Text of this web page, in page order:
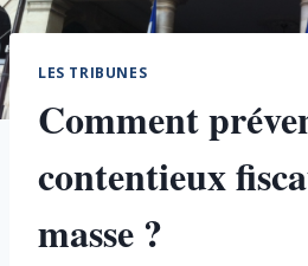
LES TRIBUNES
Comment
contentieux
masse ?